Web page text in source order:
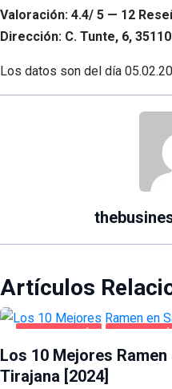
Valoración: 4.4/ 5 — 12
Dirección: C. Tunte, 6,
Los datos son del día
Artículos
GASTRONOMÍA SANTA
Los 10 Mejores
Tirajana [2024]